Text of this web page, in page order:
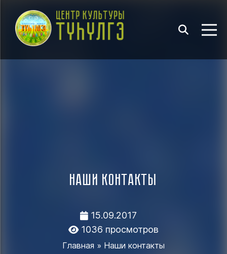
Наши контакты
15.09.2017
1036 просмотров
Главная » Наши контакты